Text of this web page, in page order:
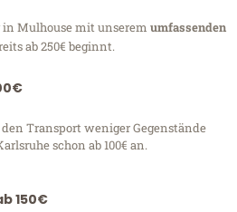
Mulhouse mit unserem umfassenden
ab 250€ beginnt.
den Transport weniger Gegenstände
schon ab 100€ an.
150€